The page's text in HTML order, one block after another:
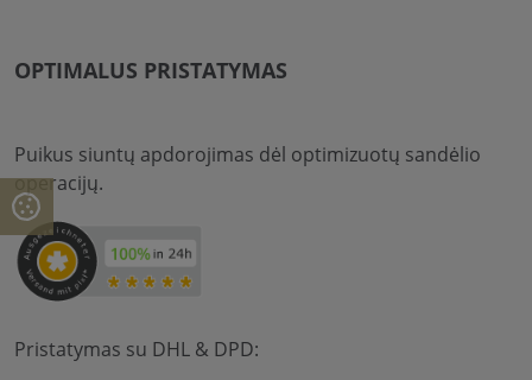
OPTIMALUS PRISTATYMAS
Puikus siuntų apdorojimas dėl optimizuotų sandėlio
operacijų.
Pristatymas su DHL & DPD: